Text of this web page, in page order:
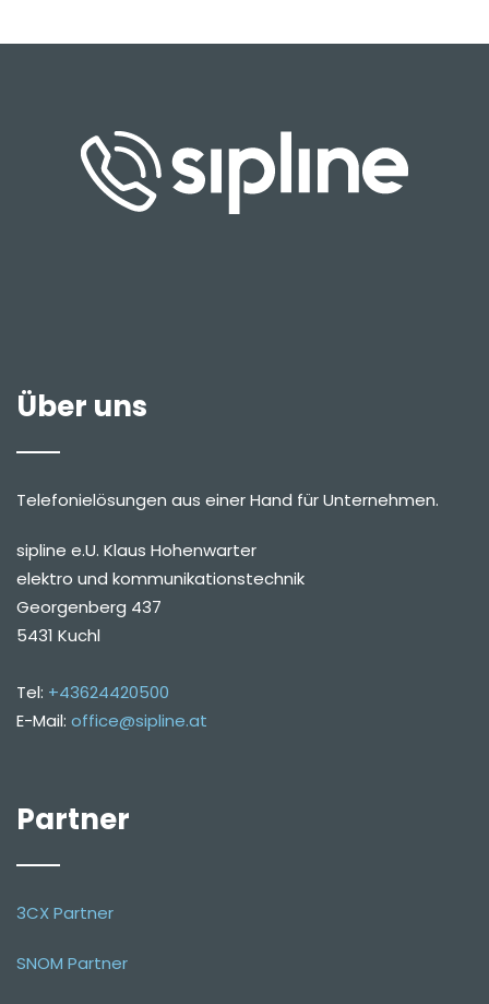
Über uns
Telefonielösungen aus einer Hand für Unternehmen.
sipline e.U. Klaus Hohenwarter
elektro und kommunikationstechnik
Georgenberg 437
5431 Kuchl
Tel: +43624420500
E-Mail: office@sipline.at
Partner
3CX Partner
SNOM Partner